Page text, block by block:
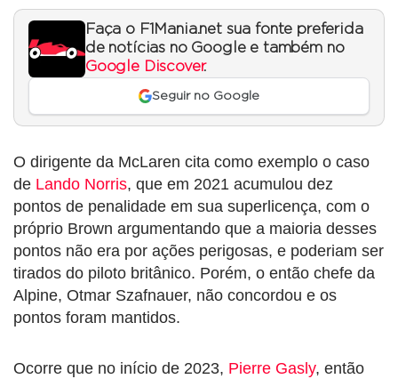
Faça o F1Mania.net sua fonte preferida
de notícias no Google e também no
Google Discover.
Seguir no Google
O dirigente da McLaren cita como exemplo o caso
de Lando Norris, que em 2021 acumulou dez
pontos de penalidade em sua superlicença, com o
próprio Brown argumentando que a maioria desses
pontos não era por ações perigosas, e poderiam ser
tirados do piloto britânico. Porém, o então chefe da
Alpine, Otmar Szafnauer, não concordou e os
pontos foram mantidos.
Ocorre que no início de 2023, Pierre Gasly, então